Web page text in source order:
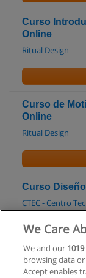
Curso
Online
Ritual Design
Curso de
Online
Ritual Design
Curso
CTEC - Centro
Curso de
Edinterweb
We Care
We and our 1019
browsing data
Accept enables